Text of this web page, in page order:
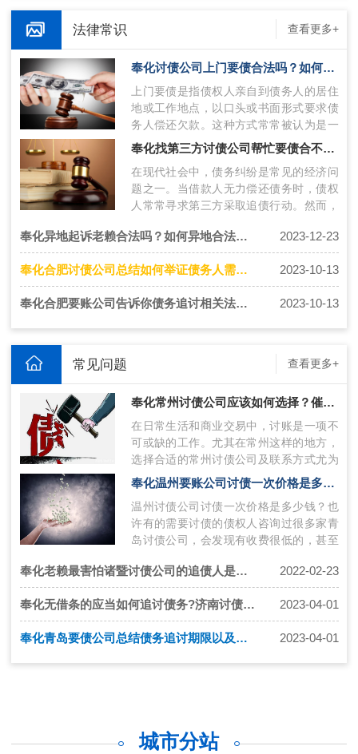
法律常识 查看更多+
奉化讨债公司上门要债合法吗？如何合法讨债？
上门要债是指债权人亲自到债务人的居住
地或工作地点，以口头或书面形式要求债
务人偿还欠款。这种方式常常被认为是一
种强迫手段，引发争议。在法律层面上，
上…
奉化找第三方讨债公司帮忙要债合不合法呢？如何合法讨债？
在现代社会中，债务纠纷是常见的经济问
题之一。当借款人无力偿还债务时，债权
人常常寻求第三方采取追债行动。然而，
方…
奉化异地起诉老赖合法吗？如何异地合法追债 2023-12-23
奉化合肥讨债公司总结如何举证债务人需要通过哪些途径？ 2023-10-13
奉化合肥要账公司告诉你债务追讨相关法律方式有哪些？ 2023-10-13
常见问题 查看更多+
奉化常州讨债公司应该如何选择？催债公司联系方式获得技巧
在日常生活和商业交易中，讨账是一项不
可或缺的工作。尤其在常州这样的地方，
选择合适的常州讨债公司及联系方式尤为
关键。本文将探讨在常州讨账过程中如何
选…
奉化温州要账公司讨债一次价格是多少钱？收费标准？
温州讨债公司讨债一次价格是多少钱？也
许有的需要讨债的债权人咨询过很多家青
岛讨债公司，会发现有收费很低的，甚至
是…
奉化老赖最害怕诸暨讨债公司的追债人是什么样？ 2022-02-23
奉化无借条的应当如何追讨债务?济南讨债公司怎么收费 2023-04-01
奉化青岛要债公司总结债务追讨期限以及应注意的问题有哪些 2023-04-01
城市分站